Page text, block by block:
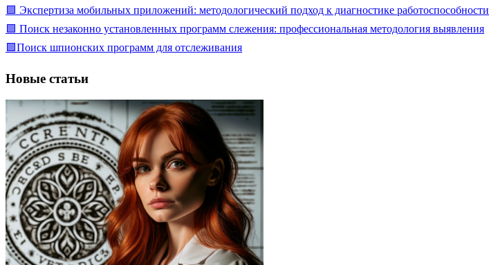
🟩 Экспертиза мобильных приложений: методологический подход к диагностике работоспособности
🟩 Поиск незаконно установленных программ слежения: профессиональная методология выявления
🟩Поиск шпионских программ для отслеживания
Новые статьи